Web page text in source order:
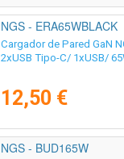
NGS - ERA65WBLACK
Cargador de Pared GaN
2xUSB Tipo-C/ 1xUSB/
12,50 €
NGS - BUD165W